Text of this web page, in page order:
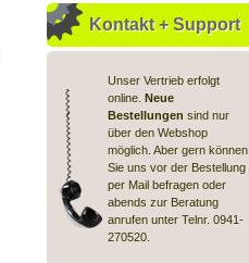
Kontakt + Support
Unser Vertrieb erfolgt
online. Neue
Bestellungen sind nur
über den Webshop
möglich. Aber gern können
Sie uns vor der Bestellung
per Mail befragen oder
abends zur Beratung
anrufen unter Telnr. 0941-
270520.